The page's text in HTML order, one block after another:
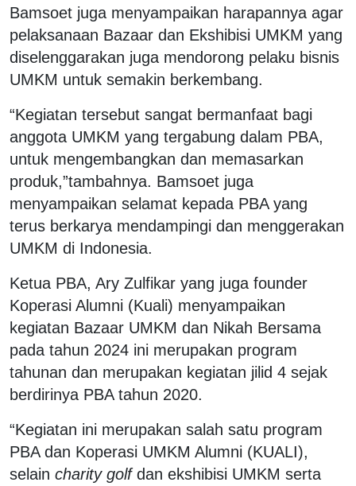
Bamsoet juga menyampaikan harapannya agar
pelaksanaan Bazaar dan Ekshibisi UMKM yang
diselenggarakan juga mendorong pelaku bisnis
UMKM untuk semakin berkembang.
“Kegiatan tersebut sangat bermanfaat bagi
anggota UMKM yang tergabung dalam PBA,
untuk mengembangkan dan memasarkan
produk,”tambahnya. Bamsoet juga
menyampaikan selamat kepada PBA yang
terus berkarya mendampingi dan menggerakan
UMKM di Indonesia.
Ketua PBA, Ary Zulfikar yang juga founder
Koperasi Alumni (Kuali) menyampaikan
kegiatan Bazaar UMKM dan Nikah Bersama
pada tahun 2024 ini merupakan program
tahunan dan merupakan kegiatan jilid 4 sejak
berdirinya PBA tahun 2020.
“Kegiatan ini merupakan salah satu program
PBA dan Koperasi UMKM Alumni (KUALI),
selain charity golfdan ekshibisi UMKM serta